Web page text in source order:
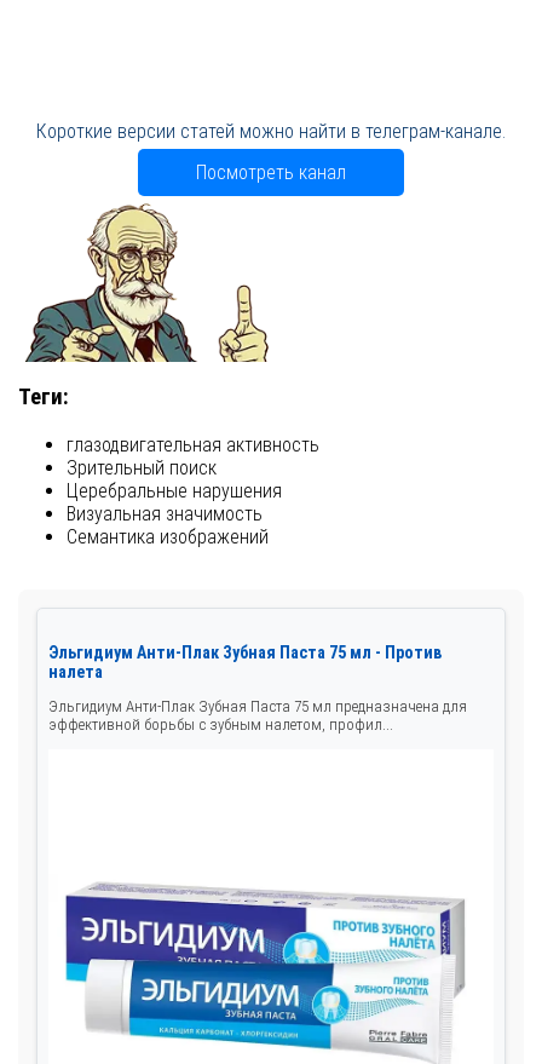
Короткие версии статей можно найти в телеграм-канале.
Посмотреть канал
Теги:
глазодвигательная активность
Зрительный поиск
Церебральные нарушения
Визуальная значимость
Семантика изображений
Эльгидиум Анти-Плак Зубная Паста 75 мл - Против
налета
Эльгидиум Анти-Плак Зубная Паста 75 мл предназначена для
эффективной борьбы с зубным налетом, профил...